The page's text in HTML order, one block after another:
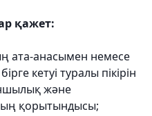
қажет:
ата-анасымен немесе
кетуі туралы пікірін
және
қорытындысы;